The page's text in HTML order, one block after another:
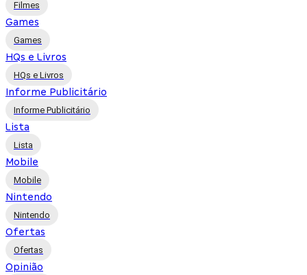
Filmes
Games
Games
HQs e Livros
HQs e Livros
Informe Publicitário
Informe Publicitário
Lista
Lista
Mobile
Mobile
Nintendo
Nintendo
Ofertas
Ofertas
Opinião